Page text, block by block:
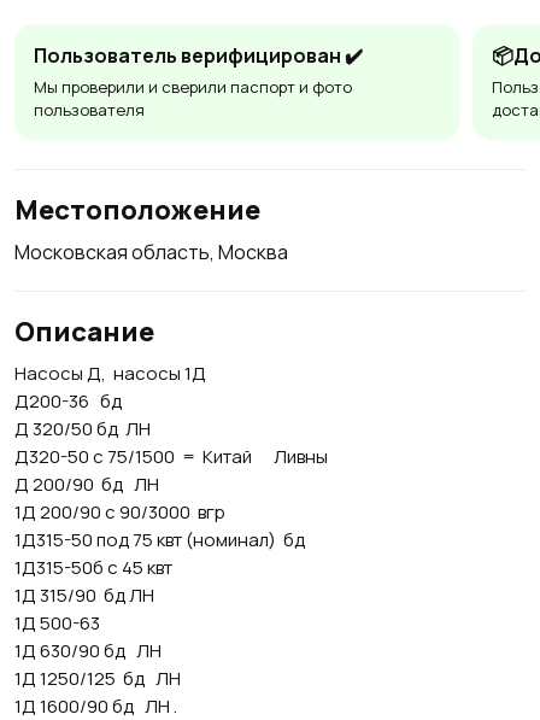
Пользователь верифицирован ✔️
Мы проверили и сверили паспорт и фото
пользователя
Местоположение
Московская область, Москва
Описание
Насосы Д, насосы 1Д
Д200-36 бд
Д 320/50 бд ЛН
Д320-50 с 75/1500 = Китай Ливны
Д 200/90 бд ЛН
1Д 200/90 с 90/3000 вгр
1Д315-50 под 75 квт (номинал) бд
1Д315-50б с 45 квт
1Д 315/90 бд ЛН
1Д 500-63
1Д 630/90 бд ЛН
1Д 1250/125 бд ЛН
1Д 1600/90 бд ЛН .